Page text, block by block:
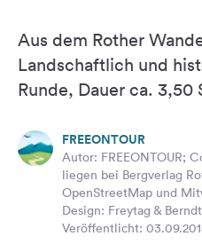
uns
auf
Social
Media
Facebook
Instagram
Aus dem Rother
Landschaftlich und
Runde, Dauer ca. 3,50
FREEONTOUR
Autor: FREEONTOUR;
liegen bei Bergverlag
OpenStreetMap und
Design: Freytag &
Veröffentlicht: